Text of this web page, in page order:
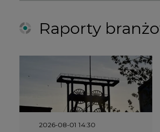
Raporty
2026-08-01 14:30